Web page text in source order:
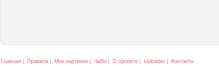
Главная | Правила | Мои картинки | ЧаВо | О проекте | Uploader | Контакты